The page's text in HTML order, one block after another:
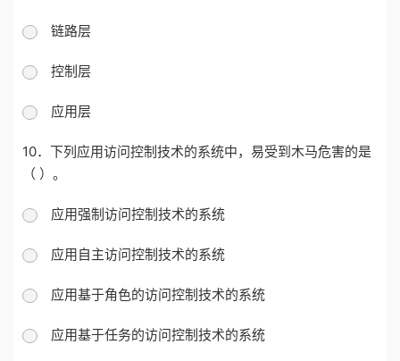
链路层
控制层
应用层
10．下列应用访问控制技术的系统中，易受到木马危害的是
（ ）。
应用强制访问控制技术的系统
应用自主访问控制技术的系统
应用基于角色的访问控制技术的系统
应用基于任务的访问控制技术的系统